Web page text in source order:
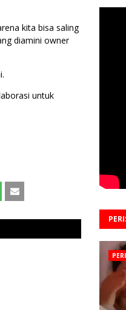
kita bisa saling
diamini owner
untuk